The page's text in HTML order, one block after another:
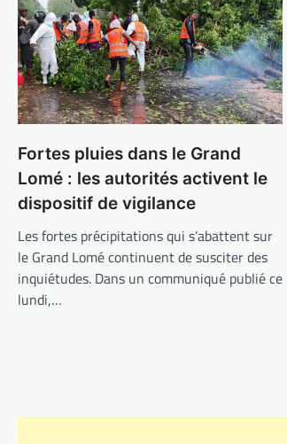
Fortes pluies dans le Grand
Lomé : les autorités activent le
dispositif de vigilance
Les fortes précipitations qui s’abattent sur
le Grand Lomé continuent de susciter des
inquiétudes. Dans un communiqué publié ce
lundi,…